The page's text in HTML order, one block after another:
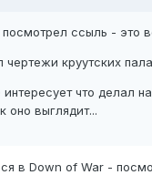
ссыль - это
чертежи круутских
что делал
оно выглядит...
в Down of War -